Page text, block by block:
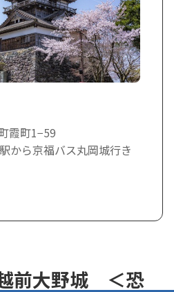
霞町1−59
から京福バス丸岡城行き
前大野城 ＜恐